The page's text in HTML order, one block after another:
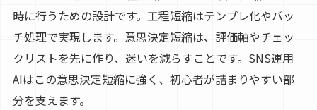
時に行うための設計です。工程短縮はテンプレ化やバッ
チ処理で実現します。意思決定短縮は、評価軸やチェッ
クリストを先に作り、迷いを減らすことです。SNS運用
AIはこの意思決定短縮に強く、初心者が詰まりやすい部
分を支えます。